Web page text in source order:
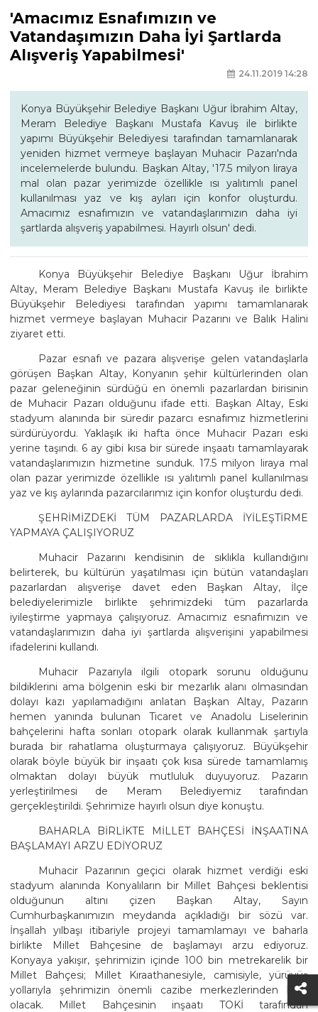
'Amacımız Esnafımızın ve
Vatandaşımızın Daha İyi Şartlarda
Alışveriş Yapabilmesi'
24.11.2019 14:28
Konya Büyükşehir Belediye Başkanı Uğur İbrahim Altay,
Meram Belediye Başkanı Mustafa Kavuş ile birlikte
yapımı Büyükşehir Belediyesi tarafından tamamlanarak
yeniden hizmet vermeye başlayan Muhacir Pazarı'nda
incelemelerde bulundu. Başkan Altay, '17.5 milyon liraya
mal olan pazar yerimizde özellikle ısı yalıtımlı panel
kullanılması yaz ve kış ayları için konfor oluşturdu.
Amacımız esnafımızın ve vatandaşlarımızın daha iyi
şartlarda alışveriş yapabilmesi. Hayırlı olsun' dedi.
Konya Büyükşehir Belediye Başkanı Uğur İbrahim
Altay, Meram Belediye Başkanı Mustafa Kavuş ile birlikte
Büyükşehir Belediyesi tarafından yapımı tamamlanarak
hizmet vermeye başlayan Muhacir Pazarını ve Balık Halini
ziyaret etti.
Pazar esnafı ve pazara alışverişe gelen vatandaşlarla
görüşen Başkan Altay, Konyanın şehir kültürlerinden olan
pazar geleneğinin sürdüğü en önemli pazarlardan birisinin
de Muhacir Pazarı olduğunu ifade etti. Başkan Altay, Eski
stadyum alanında bir süredir pazarcı esnafımız hizmetlerini
sürdürüyordu. Yaklaşık iki hafta önce Muhacir Pazarı eski
yerine taşındı. 6 ay gibi kısa bir sürede inşaatı tamamlayarak
vatandaşlarımızın hizmetine sunduk. 17.5 milyon liraya mal
olan pazar yerimizde özellikle ısı yalıtımlı panel kullanılması
yaz ve kış aylarında pazarcılarımız için konfor oluşturdu dedi.
ŞEHRİMİZDEKİ TÜM PAZARLARDA İYİLEŞTİRME
YAPMAYA ÇALIŞIYORUZ
Muhacir Pazarını kendisinin de sıklıkla kullandığını
belirterek, bu kültürün yaşatılması için bütün vatandaşları
pazarlardan alışverişe davet eden Başkan Altay, İlçe
belediyelerimizle birlikte şehrimizdeki tüm pazarlarda
iyileştirme yapmaya çalışıyoruz. Amacımız esnafımızın ve
vatandaşlarımızın daha iyi şartlarda alışverişini yapabilmesi
ifadelerini kullandı.
Muhacir Pazarıyla ilgili otopark sorunu olduğunu
bildiklerini ama bölgenin eski bir mezarlık alanı olmasından
dolayı kazı yapılamadığını anlatan Başkan Altay, Pazarın
hemen yanında bulunan Ticaret ve Anadolu Liselerinin
bahçelerini hafta sonları otopark olarak kullanmak şartıyla
burada bir rahatlama oluşturmaya çalışıyoruz. Büyükşehir
olarak böyle büyük bir inşaatı çok kısa sürede tamamlamış
olmaktan dolayı büyük mutluluk duyuyoruz. Pazarın
yerleştirilmesi de Meram Belediyemiz tarafından
gerçekleştirildi. Şehrimize hayırlı olsun diye konuştu.
BAHARLA BİRLİKTE MİLLET BAHÇESİ İNŞAATINA
BAŞLAMAYI ARZU EDİYORUZ
Muhacir Pazarının geçici olarak hizmet verdiği eski
stadyum alanında Konyalıların bir Millet Bahçesi beklentisi
olduğunun altını çizen Başkan Altay, Sayın
Cumhurbaşkanımızın meydanda açıkladığı bir sözü var.
İnşallah yılbaşı itibariyle projeyi tamamlamayı ve baharla
birlikte Millet Bahçesine de başlamayı arzu ediyoruz.
Konyaya yakışır, şehrimizin içinde 100 bin metrekarelik bir
Millet Bahçesi; Millet Kıraathanesiyle, camisiyle, yürüyüş
yollarıyla şehrimizin önemli cazibe merkezlerinden birisi
olacak. Millet Bahçesinin inşaatı TOKİ tarafından